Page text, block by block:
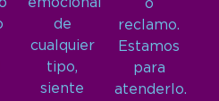
emocional
de
cualquier
tipo,
siente
o
reclamo.
Estamos
para
atenderlo.